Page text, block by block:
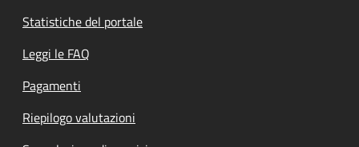
Statistiche del portale
Leggi le FAQ
Pagamenti
Riepilogo valutazioni